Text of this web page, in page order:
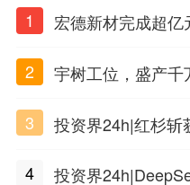
1
宏德新材完成超
2
宇树工位，盛产千
3
投资界24h|红杉斩
4
投资界